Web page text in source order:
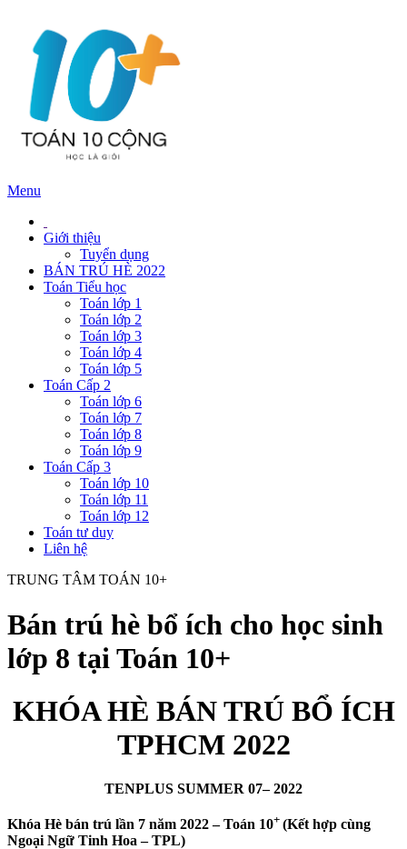
Menu
Giới thiệu
Tuyển dụng
BÁN TRÚ HÈ 2022
Toán Tiểu học
Toán lớp 1
Toán lớp 2
Toán lớp 3
Toán lớp 4
Toán lớp 5
Toán Cấp 2
Toán lớp 6
Toán lớp 7
Toán lớp 8
Toán lớp 9
Toán Cấp 3
Toán lớp 10
Toán lớp 11
Toán lớp 12
Toán tư duy
Liên hệ
TRUNG TÂM TOÁN 10+
Bán trú hè bổ ích cho học sinh
lớp 8 tại Toán 10+
KHÓA HÈ BÁN TRÚ BỔ ÍCH
TPHCM 2022
TENPLUS SUMMER 07– 2022
Khóa Hè bán trú lần 7 năm 2022 – Toán 10+ (Kết hợp cùng
Ngoại Ngữ Tinh Hoa – TPL)